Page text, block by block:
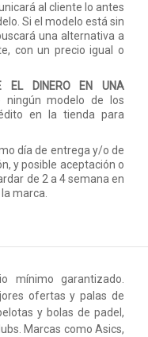
al cliente lo antes
Si el modelo está sin
una alternativa a
con un precio igual o
EL DINERO EN UNA
modelo de los
en la tienda para
día de entrega y/o de
y posible aceptación o
de 2 a 4 semana en
marca.
mínimo garantizado.
ofertas y palas de
y bolas de padel,
Marcas como Asics,